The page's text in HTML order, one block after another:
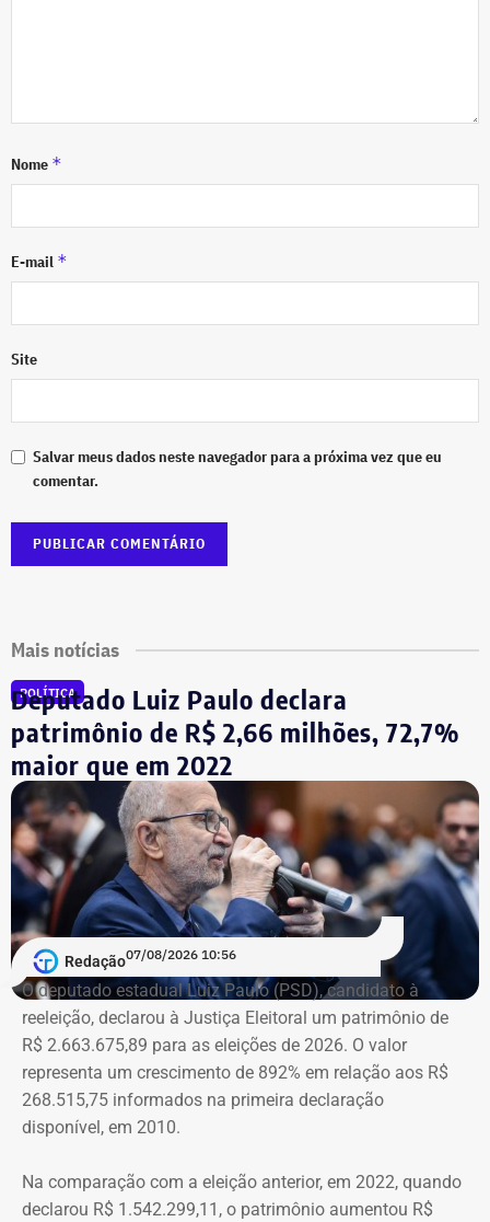
Nome *
E-mail *
Site
Salvar meus dados neste navegador para a próxima vez que eu
comentar.
Mais notícias
POLÍTICA
Deputado Luiz Paulo declara
patrimônio de R$ 2,66 milhões, 72,7%
maior que em 2022
Redação07/08/2026 10:56
O deputado estadual Luiz Paulo (PSD), candidato à
reeleição, declarou à Justiça Eleitoral um patrimônio de
R$ 2.663.675,89 para as eleições de 2026. O valor
representa um crescimento de 892% em relação aos R$
268.515,75 informados na primeira declaração
disponível, em 2010.
Na comparação com a eleição anterior, em 2022, quando
declarou R$ 1.542.299,11, o patrimônio aumentou R$